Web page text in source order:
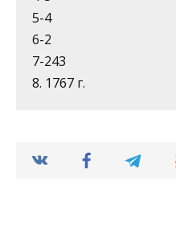
5-4
6-2
7-243
8. 1767 г.